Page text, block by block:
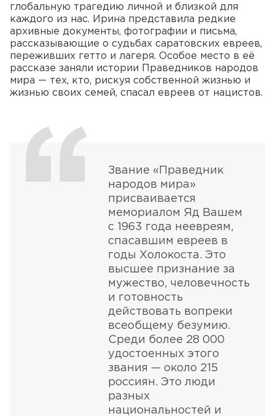
глобальную трагедию личной и близкой для
каждого из нас. Ирина представила редкие
архивные документы, фотографии и письма,
рассказывающие о судьбах саратовских евреев,
переживших гетто и лагеря. Особое место в её
рассказе заняли истории Праведников народов
мира — тех, кто, рискуя собственной жизнью и
жизнью своих семей, спасал евреев от нацистов.
Звание «Праведник
народов мира»
присваивается
мемориалом Яд Вашем
с 1963 года неевреям,
спасавшим евреев в
годы Холокоста. Это
высшее признание за
мужество, человечность
и готовность
действовать вопреки
всеобщему безумию.
Среди более 28 000
удостоенных этого
звания — около 215
россиян. Это люди
разных
национальностей и